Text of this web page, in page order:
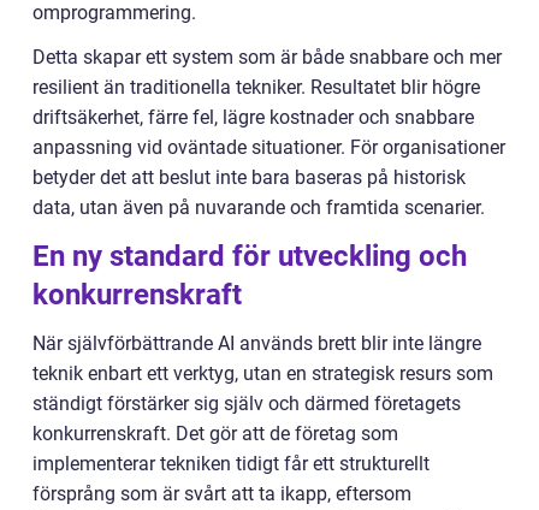
omprogrammering.
Detta skapar ett system som är både snabbare och mer
resilient än traditionella tekniker. Resultatet blir högre
driftsäkerhet, färre fel, lägre kostnader och snabbare
anpassning vid oväntade situationer. För organisationer
betyder det att beslut inte bara baseras på historisk
data, utan även på nuvarande och framtida scenarier.
En ny standard för utveckling och
konkurrenskraft
När självförbättrande AI används brett blir inte längre
teknik enbart ett verktyg, utan en strategisk resurs som
ständigt förstärker sig själv och därmed företagets
konkurrenskraft. Det gör att de företag som
implementerar tekniken tidigt får ett strukturellt
försprång som är svårt att ta ikapp, eftersom